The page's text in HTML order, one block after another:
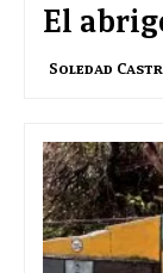
El
Soledad